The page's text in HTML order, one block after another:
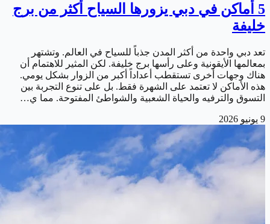
5 أماكن في دبي يزورها السياح أكثر من برج
خليفة
تعد دبي واحدة من أكثر المدن جذباً للسياح في العالم. وتشتهر
بمعالمها الأيقونية وعلى رأسها برج خليفة. لكن المثير للاهتمام أن
هناك وجهات أخرى تستقطب أعداداً أكبر من الزوار بشكل يومي.
هذه الأماكن لا تعتمد على الشهرة فقط. بل على تنوع التجربة بين
التسوق والترفيه والحياة الشعبية والشواطئ المفتوحة. مما ي…
9 يونيو 2026